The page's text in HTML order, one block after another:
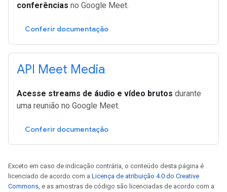
conferências no Google Meet.
Conferir documentação
API Meet Media
Acesse streams de áudio e vídeo brutos durante
uma reunião no Google Meet.
Conferir documentação
Exceto em caso de indicação contrária, o conteúdo desta página é
licenciado de acordo com a Licença de atribuição 4.0 do Creative
Commons, e as amostras de código são licenciadas de acordo com a